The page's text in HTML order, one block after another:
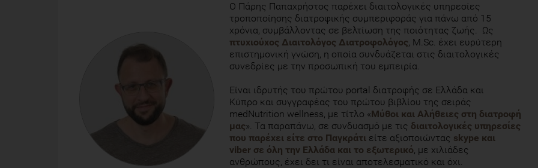
Ο Πάρης Παπαχρήστος παρέχει διαιτολογικές υπηρεσίες
τροποποίησης διατροφικής συμπεριφοράς για πάνω από 15
χρόνια, συμβάλλοντας σε βελτίωση της ποιότητας ζωής. Ως
πτυχιούχος Διαιτολόγος Διατροφολόγος, M.Sc. έχει ευρύτερη
επιστημονική γνώση, η οποία συνδυάζεται στις διαιτολογικές
συνεδρίες με την προσωπική του εμπειρία.
Είναι ιδρυτής του πρώτου portal διατροφής σε Ελλάδα και
Κύπρο και συγγραφέας του πρώτου βιβλίου της σειράς
medNutrition wellness, με τίτλο «Μύθοι και Αλήθειες στη διατροφή
μας». Τα παραπάνω, σε συνδυασμό με τις διαιτολογικές υπηρεσίες
που παρέχει είτε στο Παγκράτι είτε αξιοποιώντας skype και
viber σε όλη την Ελλάδα και το εξωτερικό, με χιλιάδες
ανθρώπους, έχει δει τι είναι αποτελεσματικό και όχι.